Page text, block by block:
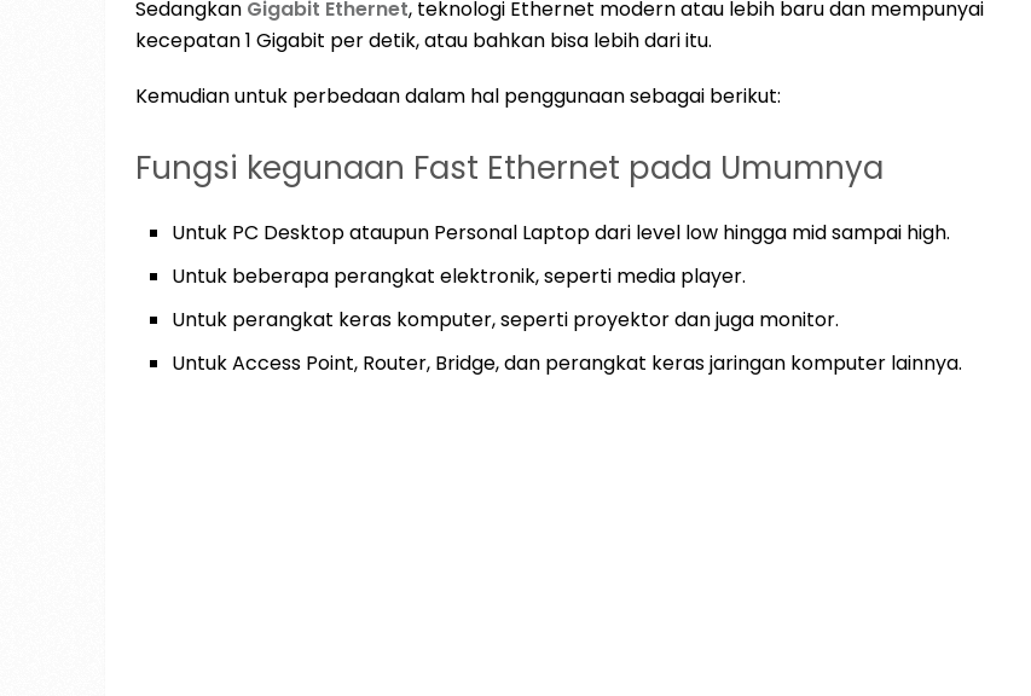
Sedangkan Gigabit Ethernet, teknologi Ethernet modern atau lebih baru dan mempunyai
kecepatan 1 Gigabit per detik, atau bahkan bisa lebih dari itu.
Kemudian untuk perbedaan dalam hal penggunaan sebagai berikut:
Fungsi kegunaan Fast Ethernet pada Umumnya
Untuk PC Desktop ataupun Personal Laptop dari level low hingga mid sampai high.
Untuk beberapa perangkat elektronik, seperti media player.
Untuk perangkat keras komputer, seperti proyektor dan juga monitor.
Untuk Access Point, Router, Bridge, dan perangkat keras jaringan komputer lainnya.